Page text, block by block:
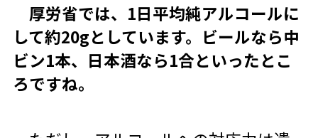
厚労省では、1日平均純アルコールに
して約20gとしています。ビールなら中
ビン1本、日本酒なら1合といったとこ
ろですね。